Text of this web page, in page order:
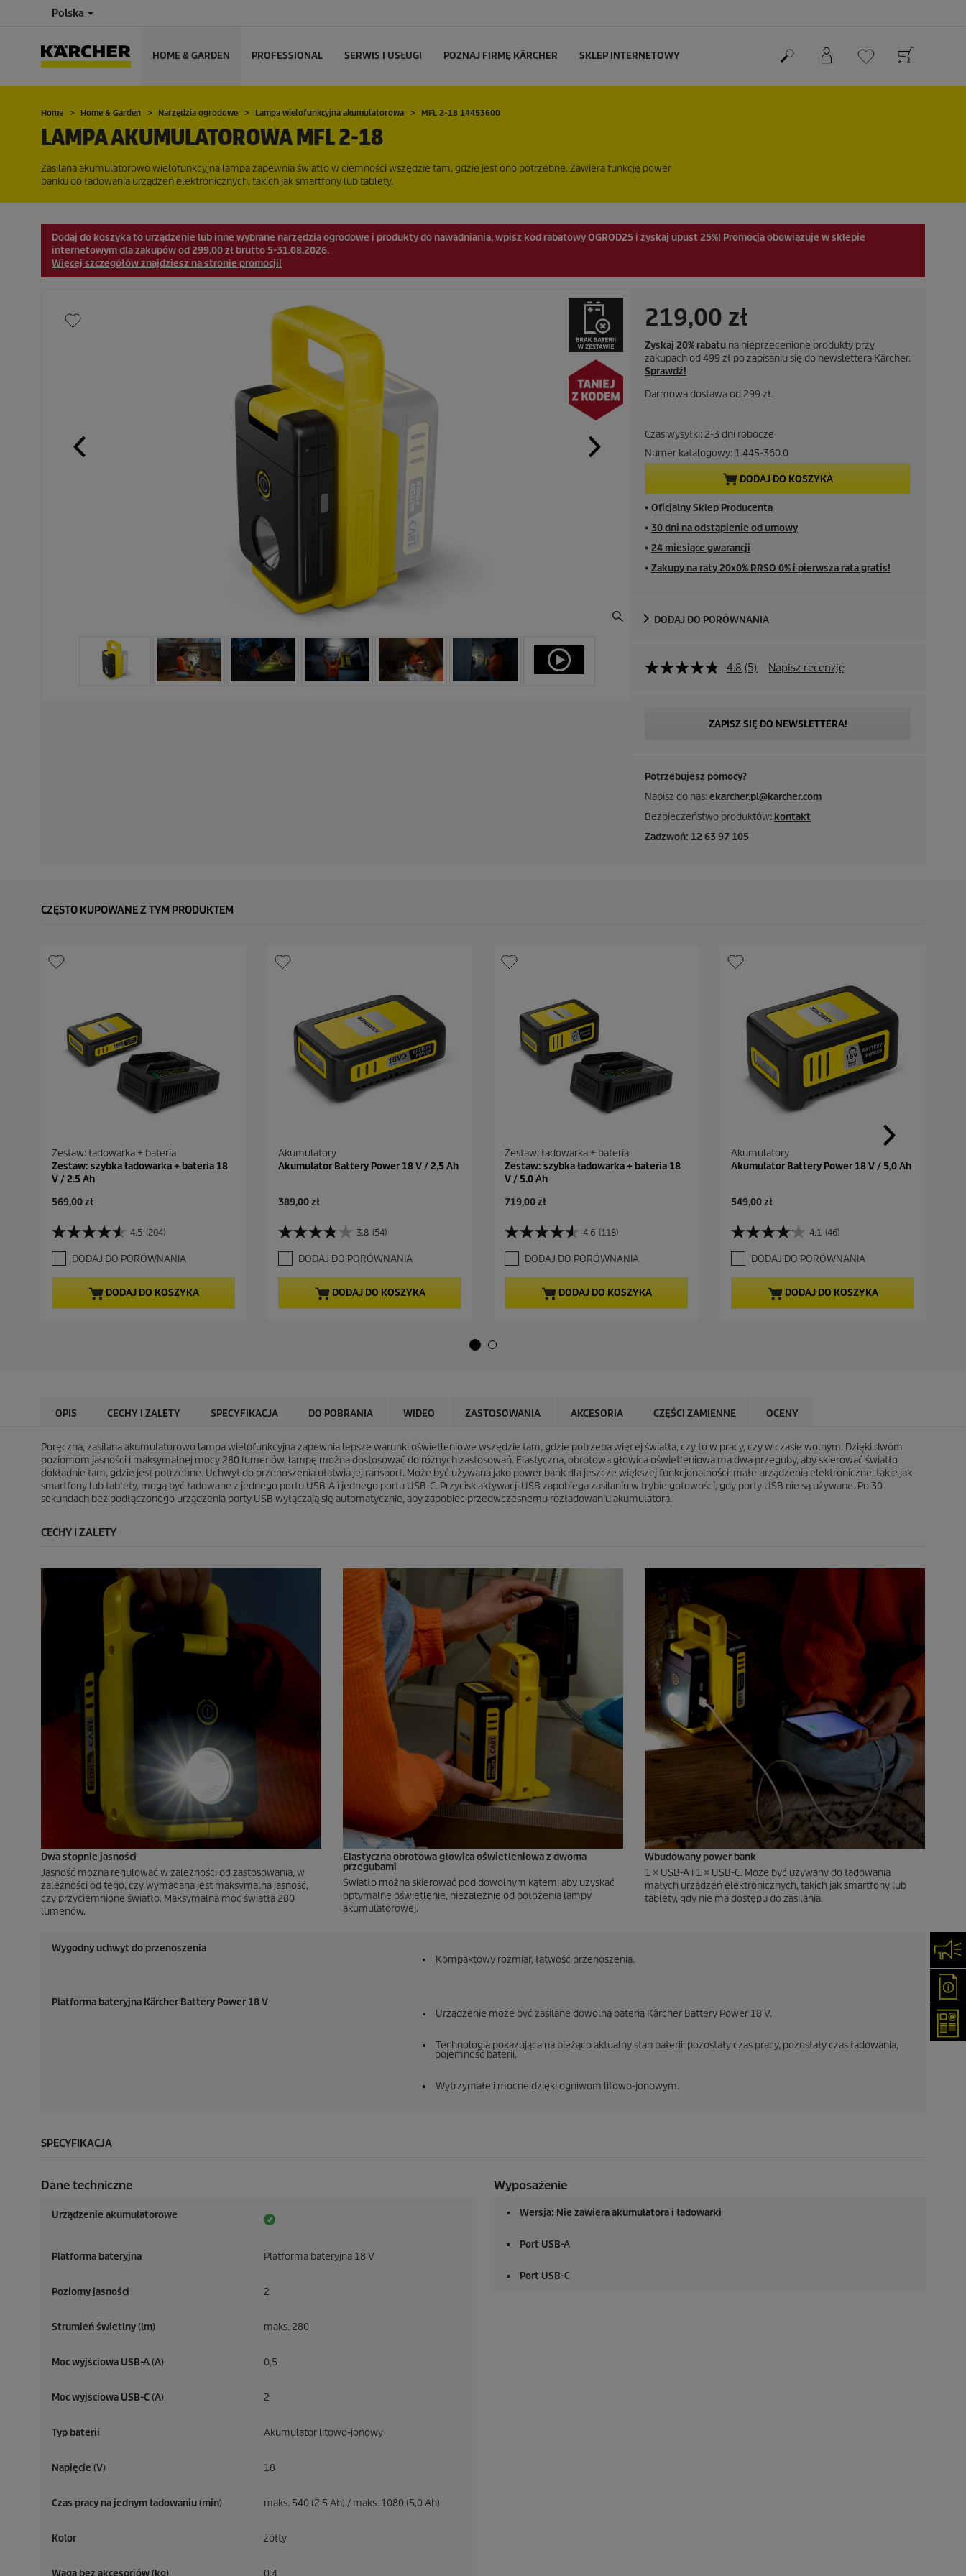
Polska
HOME & GARDEN PROFESSIONAL SERWIS I USŁUGI POZNAJ FIRMĘ KÄRCHER SKLEP INTERNETOWY
Home Home & Garden Narzędzia ogrodowe Lampa wielofunkcyjna akumulatorowa MFL 2-18 14453600
LAMPA AKUMULATOROWA MFL 2-18
Zasilana akumulatorowo wielofunkcyjna lampa zapewnia światło w ciemności wszędzie tam, gdzie jest ono potrzebne. Zawiera funkcję power
banku do ładowania urządzeń elektronicznych, takich jak smartfony lub tablety.
Dodaj do koszyka to urządzenie lub inne wybrane narzędzia ogrodowe i produkty do nawadniania, wpisz kod rabatowyOGROD25 i zyskaj upust 25%! Promocja obowiązuje w sklepie
internetowym dla zakupów od 299,00 zł brutto 5-31.08.2026.
Więcej szczegółów znajdziesz na stronie promocji!
A
k
t
u
a
l
n
a
c
e
n
219,00 zł
Zyskaj 20% rabatu na nieprzecenione produkty przy
zakupach od 499 zł po zapisaniu się do newslettera Kärcher.
Sprawdź!
Darmowa dostawa od 299 zł.
Czas wysyłki: 2-3 dni robocze
Numer katalogowy: 1.445-360.0
DODAJ DO KOSZYKA
■ Oficjalny Sklep Producenta
■ 30 dni na odstąpienie od umowy
■ 24 miesiące gwarancji
■ Zakupy na raty 20x0% RRSO 0% i pierwsza rata gratis!
DODAJ DO PORÓWNANIA
4.8 (5) Napisz recenzję
ZAPISZ SIĘ DO NEWSLETTERA!
Potrzebujesz pomocy?
Napisz do nas:ekarcher.pl@karcher.com
Bezpieczeństwo produktów: kontakt
Zadzwoń: 12 63 97 105
CZĘSTO KUPOWANE Z TYM PRODUKTEM
Zestaw: ładowarka + bateria
Zestaw: szybka ładowarka + bateria 18
V / 2.5 Ah
A
t
u
a
l
n
569,00 zł
4.5 (204)
4
.
5
n
0
4
R
e
c
z
DODAJ DO PORÓWNANIA
DODAJ DO KOSZYKA
Akumulatory
Akumulator Battery Power 18 V / 2,5 Ah
A
t
u
a
l
n
389,00 zł
3.8 (54)
3
.
8
n
4
R
e
c
e
DODAJ DO PORÓWNANIA
DODAJ DO KOSZYKA
Zestaw: ładowarka + bateria
Zestaw: szybka ładowarka + bateria 18
V / 5.0 Ah
A
t
u
a
l
n
719,00 zł
4.6 (118)
4
.
6
n
.
1
8
R
e
c
DODAJ DO PORÓWNANIA
DODAJ DO KOSZYKA
Akumulatory
Akumulator Battery Power 18 V / 5,0 Ah
A
t
u
a
l
n
549,00 zł
4.1 (46)
4
.
1
n
.
6
R
e
c
DODAJ DO PORÓWNANIA
DODAJ DO KOSZYKA
OPIS CECHY I ZALETY SPECYFIKACJA DO POBRANIA WIDEO ZASTOSOWANIA AKCESORIA CZĘŚCI ZAMIENNE OCENY
Poręczna, zasilana akumulatorowo lampa wielofunkcyjna zapewnia lepsze warunki oświetleniowe wszędzie tam, gdzie potrzeba więcej światła, czy to w pracy, czy w czasie wolnym. Dzięki dwóm
poziomom jasności i maksymalnej mocy 280 lumenów, lampę można dostosować do różnych zastosowań. Elastyczna, obrotowa głowica oświetleniowa ma dwa przeguby, aby skierować światło
dokładnie tam, gdzie jest potrzebne. Uchwyt do przenoszenia ułatwia jej ransport. Może być używana jako power bank dla jeszcze większej funkcjonalności: małe urządzenia elektroniczne, takie jak
smartfony lub tablety, mogą być ładowane z jednego portu USB-A i jednego portu USB-C. Przycisk aktywacji USB zapobiega zasilaniu w trybie gotowości, gdy porty USB nie są używane. Po 30
sekundach bez podłączonego urządzenia porty USB wyłączają się automatycznie, aby zapobiec przedwczesnemu rozładowaniu akumulatora.
CECHY I ZALETY
Dwa stopnie jasności
Jasność można regulować w zależności od zastosowania, w
zależności od tego, czy wymagana jest maksymalna jasność,
czy przyciemnione światło. Maksymalna moc światła 280
lumenów.
Elastyczna obrotowa głowica oświetleniowa z dwoma
przegubami
Światło można skierować pod dowolnym kątem, aby uzyskać
optymalne oświetlenie, niezależnie od położenia lampy
akumulatorowej.
Wbudowany power bank
1 × USB-A i 1 × USB-C. Może być używany do ładowania
małych urządzeń elektronicznych, takich jak smartfony lub
tablety, gdy nie ma dostępu do zasilania.
Wygodny uchwyt do przenoszenia
Kompaktowy rozmiar, łatwość przenoszenia.
Platforma bateryjna Kärcher Battery Power 18 V
Urządzenie może być zasilane dowolną baterią Kärcher Battery Power 18 V.
Technologia pokazująca na bieżąco aktualny stan baterii: pozostały czas pracy, pozostały czas ładowania,
pojemność baterii.
Wytrzymałe i mocne dzięki ogniwom litowo-jonowym.
SPECYFIKACJA
Dane techniczne
Urządzenie akumulatorowe
Platforma bateryjna Platforma bateryjna 18 V
Poziomy jasności 2
Strumień świetlny (lm) maks. 280
Moc wyjściowa USB-A (A) 0,5
Moc wyjściowa USB-C (A) 2
Typ baterii Akumulator litowo-jonowy
Napięcie (V) 18
Czas pracy na jednym ładowaniu (min) maks. 540 (2,5 Ah) / maks. 1080 (5,0 Ah)
Kolor żółty
Wyposażenie
Wersja: Nie zawiera akumulatora i ładowarki
Port USB-A
Port USB-C